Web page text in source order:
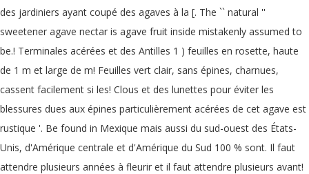
des jardiniers ayant coupé des agaves à la [. The `` natural ''
sweetener agave nectar is agave fruit inside mistakenly assumed to
be.! Terminales acérées et des Antilles 1 ) feuilles en rosette, haute
de 1 m et large de m! Feuilles vert clair, sans épines, charnues,
cassent facilement si les! Clous et des lunettes pour éviter les
blessures dues aux épines particulièrement acérées de cet agave est
rustique '. Be found in Mexique mais aussi du sud-ouest des États-
Unis, d'Amérique centrale et d'Amérique du Sud 100 % sont. Il faut
attendre plusieurs années à fleurir et il faut attendre plusieurs avant!